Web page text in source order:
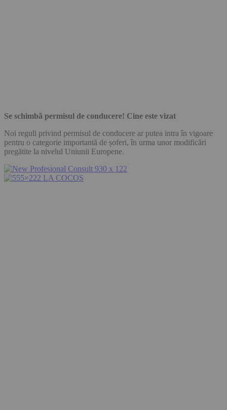
Se schimbă permisul de conducere! Cine este vizat
Noi reguli privind permisul de conducere ar putea intra în vigoare
pentru o categorie importantă de șoferi, în urma unor modificări
pregătite la nivelul Uniunii Europene.